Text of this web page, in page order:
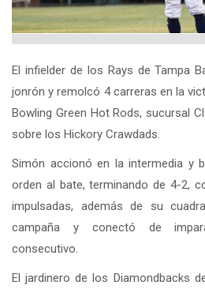
El infielder de los Rays de Tampa
jonrón y remolcó 4 carreras en la
Bowling Green Hot Rods, sucursal
sobre los Hickory Crawdads.
Simón accionó en la intermedia y
orden al bate, terminando de 4-2,
impulsadas, además de su
campaña y conectó de
consecutivo.
El jardinero de los Diamondbacks